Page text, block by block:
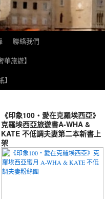
聯絡我們
華旅遊】
《印象100‧愛在克羅埃西亞》
克羅埃西亞旅遊書A-WHA &
KATE 不低調夫妻第二本新書上
架